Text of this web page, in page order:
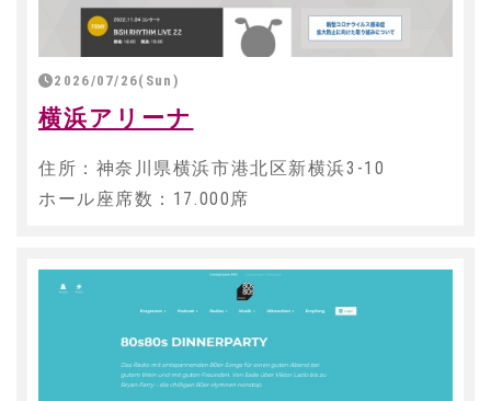
2026/07/26(Sun)
横浜アリーナ
住所：神奈川県横浜市港北区新横浜3-10
ホール座席数：17.000席